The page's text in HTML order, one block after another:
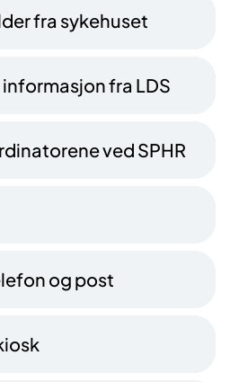
fra sykehuset
fra LDS
ved SPHR
og post